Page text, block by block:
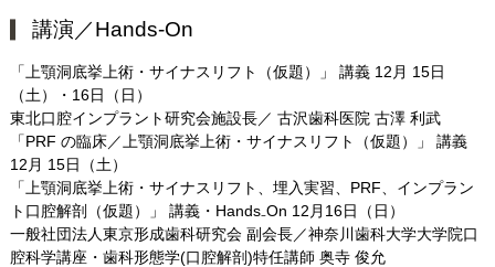
講演／Hands-On
「上顎洞底挙上術・サイナスリフト（仮題）」 講義 12月 15日
（土）・16日（日）
東北口腔インプラント研究会施設長／ 古沢歯科医院 古澤 利武
「PRF の臨床／上顎洞底挙上術・サイナスリフト（仮題）」 講義
12月 15日（土）
「上顎洞底挙上術・サイナスリフト、埋入実習、PRF、インプラン
ト口腔解剖（仮題）」 講義・Hands₋On 12月16日（日）
一般社団法人東京形成歯科研究会 副会長／神奈川歯科大学大学院口
腔科学講座・歯科形態学(口腔解剖)特任講師 奥寺 俊允